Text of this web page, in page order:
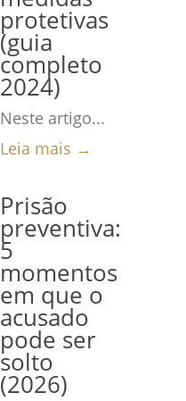
protetivas
(guia
completo
2024)
Neste artigo...
Leia mais →
Prisão
preventiva:
5
momentos
em que o
acusado
pode ser
solto
(2026)